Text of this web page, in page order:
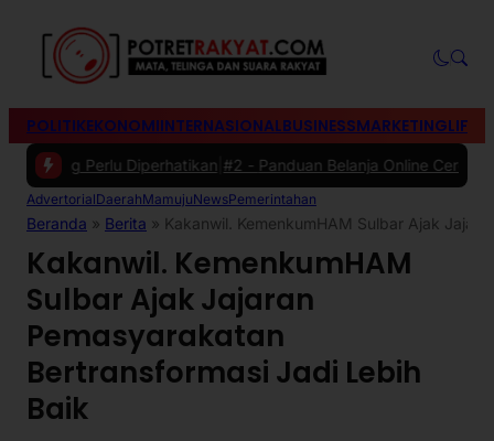
POLITIKEKONOMIINTERNASIONALBUSINESSMARKETING
Perlu Diperhatikan|#2 -Panduan Belanja Online Cerdas: Pilih
AdvertorialDaerahMamujuNewsPemerintahan
Beranda » Berita » Kakanwil. KemenkumHAM Sulbar Ajak
Kakanwil. KemenkumHAM
Sulbar Ajak Jajaran
Pemasyarakatan
Bertransformasi Jadi Lebih
Baik